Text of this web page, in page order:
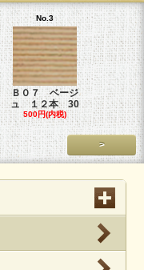
No.3
Ｂ０７ ベージ
ュ １２本 30
500円(内税)
No.4
Ｂ０６ カ
オーレ
本
500円(内
>